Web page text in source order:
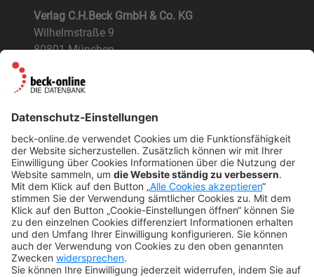
Verlag C.H.Beck GmbH & Co. KG
Wilhelmstraße 9
80801 München
Der Verlag
Nachhaltigkeit
NÜTZLICHES
FAQs
Tipps & Tricks
Newsletter
Abo kündigen
Widerruf
SONSTIGES
Impressum
Datenschutz